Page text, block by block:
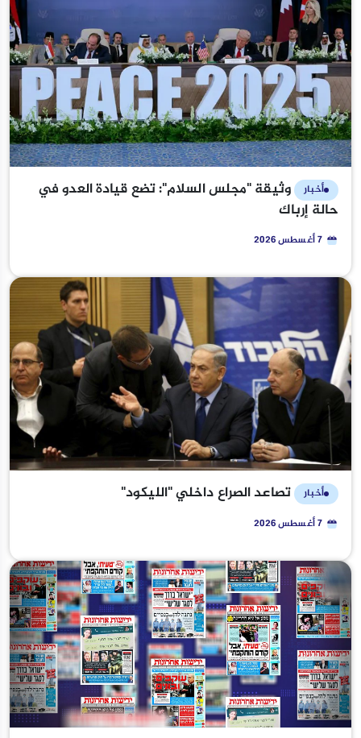
أخبار
وثيقة "مجلس السلام": تضع قيادة العدو في
حالة إرباك
7 أغسطس 2026
أخبار تصاعد الصراع داخلي "الليكود"
7 أغسطس 2026